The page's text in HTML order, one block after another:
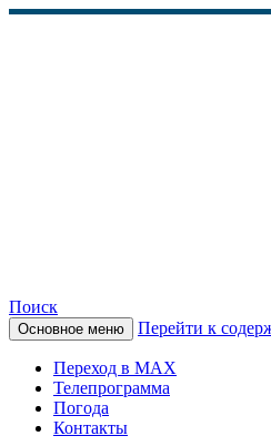
КАМЧАТСКОЕ
АГЕНТСТВО
Поиск
Основное меню Перейти к
Переход в MAX
Телепрограмма
Погода
Контакты